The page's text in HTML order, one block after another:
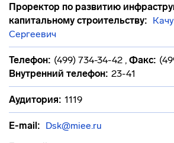
Проректор по развитию
капитальному строительству:
Сергеевич
Телефон: (499) 734-34-42 , Факс:
Внутренний телефон: 23-41
Аудитория: 1119
E-mail: Dsk@miee.ru